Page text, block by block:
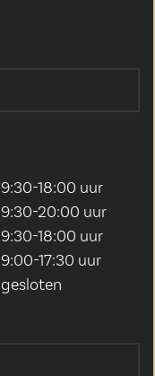
9:30-18:00 uur
9:30-20:00 uur
9:30-18:00 uur
9:00-17:30 uur
gesloten